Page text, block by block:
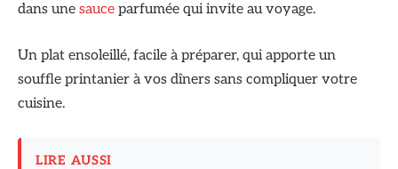
dans une sauce parfumée qui invite au voyage.
Un plat ensoleillé, facile à préparer, qui apporte un
souffle printanier à vos dîners sans compliquer votre
cuisine.
LIRE AUSSI